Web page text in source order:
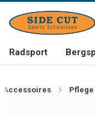
Radsport
Accessoires